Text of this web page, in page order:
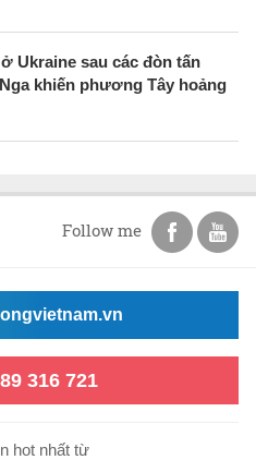
Ukraine sau các đòn tấn
khiến phương Tây hoảng
Follow me
316 721
hot nhất từ